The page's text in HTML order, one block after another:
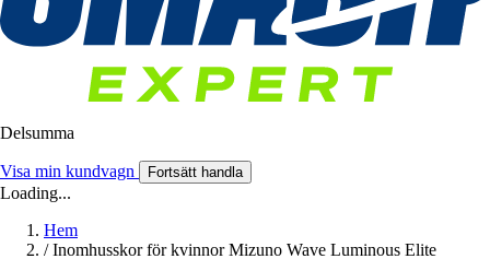
Delsumma
Visa min kundvagn Fortsätt handla
Loading...
Hem
/ Inomhusskor för kvinnor Mizuno Wave Luminous Elite